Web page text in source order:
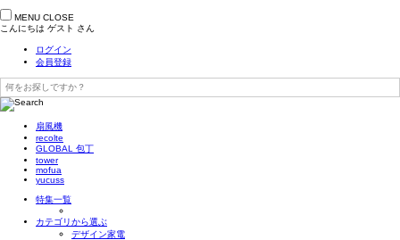
MENU CLOSE
こんにちは ゲスト さん
ログイン
会員登録
扇風機
recolte
GLOBAL 包丁
tower
mofua
yucuss
特集一覧
カテゴリから選ぶ
デザイン家電